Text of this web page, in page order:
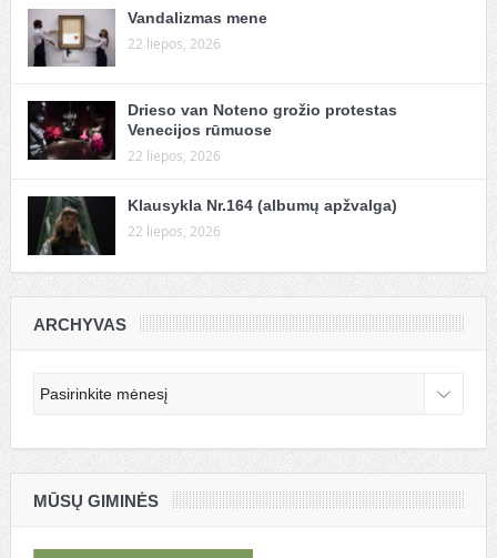
Vandalizmas mene
22 liepos, 2026
Drieso van Noteno grožio protestas
Venecijos rūmuose
22 liepos, 2026
Klausykla Nr.164 (albumų apžvalga)
22 liepos, 2026
ARCHYVAS
MŪSŲ GIMINĖS